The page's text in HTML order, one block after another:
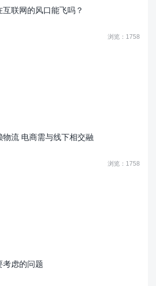
联网的风口能飞吗？
浏览：1758
物流 电商需与线下相交融
浏览：1758
考虑的问题